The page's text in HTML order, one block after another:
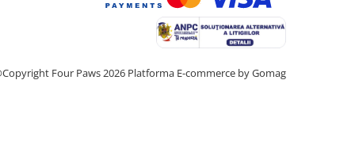
Four Paws 2026 Platforma E-commerce by Gomag